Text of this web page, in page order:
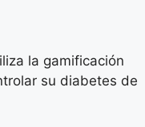
la gamificación
su diabetes de